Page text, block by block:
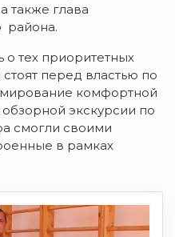
также глава
района.
тех приоритетных
перед властью по
комфортной
экскурсии по
смогли своими
в рамках